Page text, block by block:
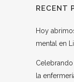
RECENT
Hoy
mental en
la